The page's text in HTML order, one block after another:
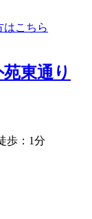
はこちら
東通り
歩：1分